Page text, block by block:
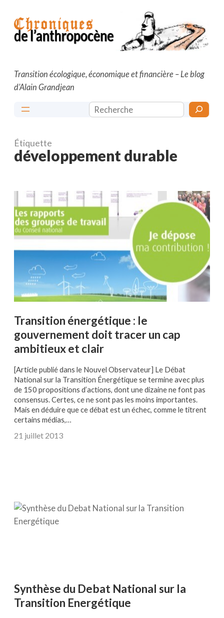
contenu
Transition écologique, économique et financière – Le blog
d’Alain Grandjean
Rechercher
Étiquette
développement durable
Transition énergétique : le
gouvernement doit tracer un cap
ambitieux et clair
[Article publié dans le Nouvel Observateur] Le Débat
National sur la Transition Énergétique se termine avec plus
de 150 propositions d’actions, dont une dizaine ne font pas
consensus. Certes, ce ne sont pas les moins importantes.
Mais en déduire que ce débat est un échec, comme le titrent
certains médias,…
21 juillet 2013
Synthèse du Debat National sur la
Transition Energétique